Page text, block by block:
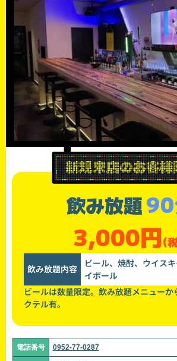
飲み放題
3,000円(
飲み放題内容
ビール、焼酎、ウイス
イボール
ビールは数量限定。飲み放題メニューか
クテル有。
電話番号 0952-77-0287